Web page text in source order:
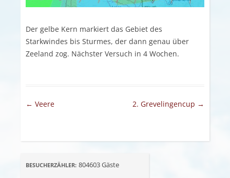
Der gelbe Kern markiert das Gebiet des
Starkwindes bis Sturmes, der dann genau über
Zeeland zog. Nächster Versuch in 4 Wochen.
Artikel-Navigation
← Veere 2. Grevelingencup →
BESUCHERZÄHLER: 804603Gäste